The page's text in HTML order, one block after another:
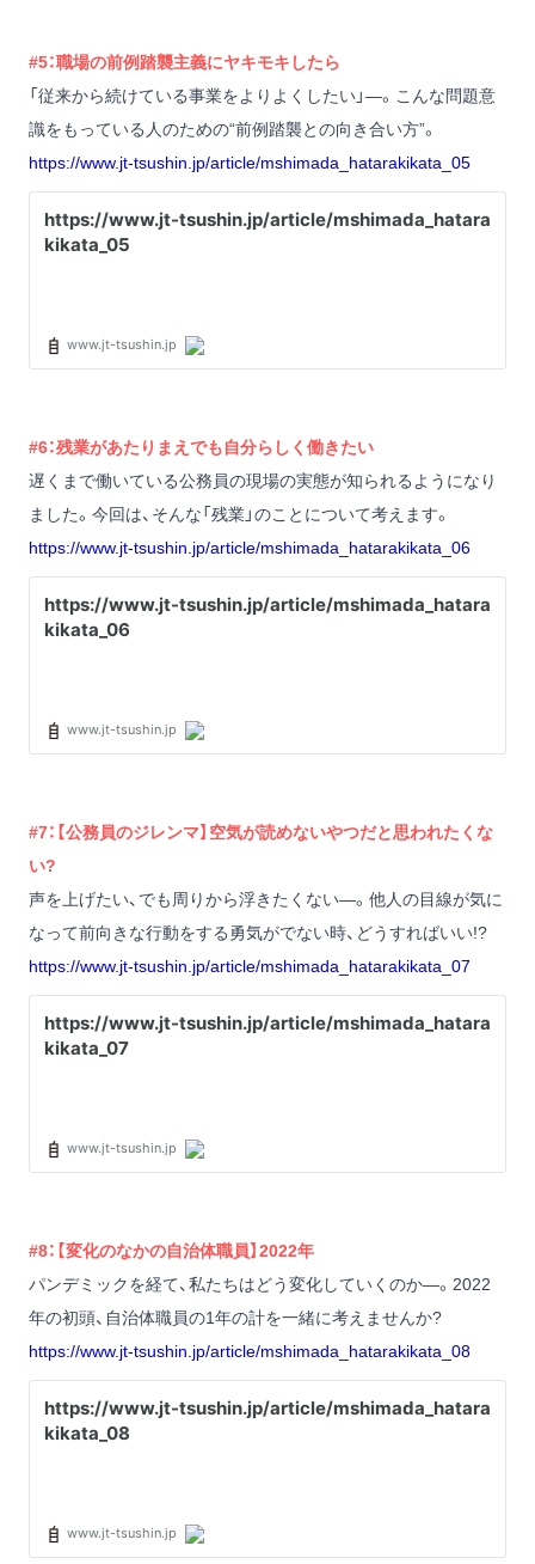
#5：職場の前例踏襲主義にヤキモキしたら
「従来から続けている事業をよりよくしたい」―。こんな問題意
識をもっている人のための“前例踏襲との向き合い方”。
https://www.jt-tsushin.jp/article/mshimada_hatarakikata_05
#6：残業があたりまえでも自分らしく働きたい
遅くまで働いている公務員の現場の実態が知られるようになり
ました。今回は、そんな「残業」のことについて考えます。
https://www.jt-tsushin.jp/article/mshimada_hatarakikata_06
#7：【公務員のジレンマ】空気が読めないやつだと思われたくな
い?
声を上げたい、でも周りから浮きたくない―。他人の目線が気に
なって前向きな行動をする勇気がでない時、どうすればいい!?
https://www.jt-tsushin.jp/article/mshimada_hatarakikata_07
#8：【変化のなかの自治体職員】2022年
パンデミックを経て、私たちはどう変化していくのか―。2022
年の初頭、自治体職員の1年の計を一緒に考えませんか?
https://www.jt-tsushin.jp/article/mshimada_hatarakikata_08